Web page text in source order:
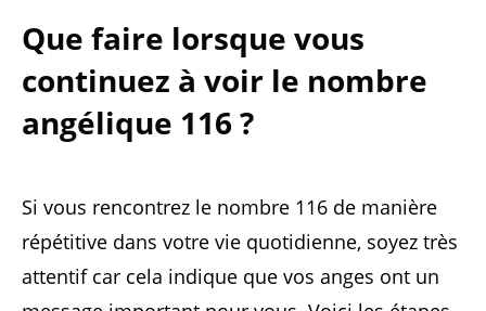
Que faire lorsque vous
continuez à voir le nombre
angélique 116 ?
Si vous rencontrez le nombre 116 de manière
répétitive dans votre vie quotidienne, soyez très
attentif car cela indique que vos anges ont un